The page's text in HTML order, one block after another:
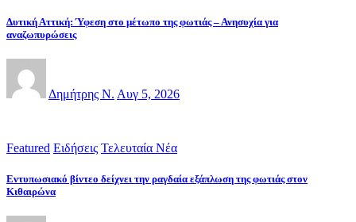
Δυτική Αττική: Ύφεση στο μέτωπο της φωτιάς – Ανησυχία για
αναζωπυρώσεις
Δημήτρης Ν. Αυγ 5, 2026
Featured Ειδήσεις Τελευταία Νέα
Εντυπωσιακό βίντεο δείχνει την ραγδαία εξάπλωση της φωτιάς στον
Κιθαιρώνα